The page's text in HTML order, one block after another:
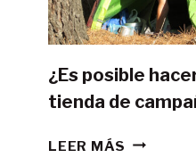
¿Es posible
tienda de
LEER MÁS ¿ES